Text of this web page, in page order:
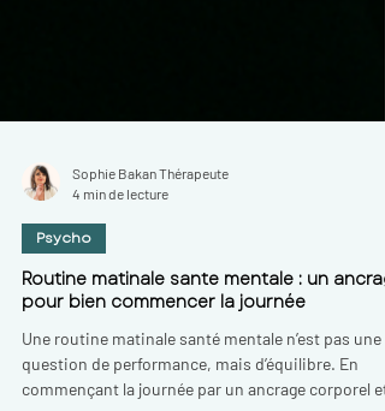
4 min de lecture
Psycho
Routine matinale sante mentale : un
pour bien commencer la journée
Une routine matinale santé mentale n’est pas une
question de performance, mais d’équilibre. En